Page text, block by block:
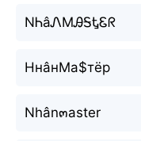
NᏂâᏁMᎯᎦᎿᏋᖇ
НнâнМа$тёр
Nhân๓aster